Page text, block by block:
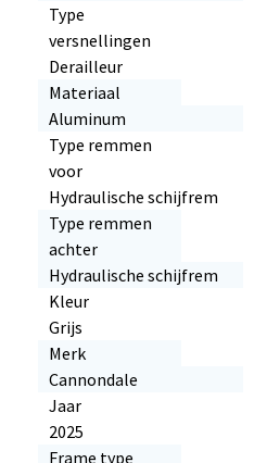
Type
versnellingen
Derailleur
Materiaal
Aluminum
Type remmen
voor
Hydraulische schijfrem
Type remmen
achter
Hydraulische schijfrem
Kleur
Grijs
Merk
Cannondale
Jaar
2025
Frame type